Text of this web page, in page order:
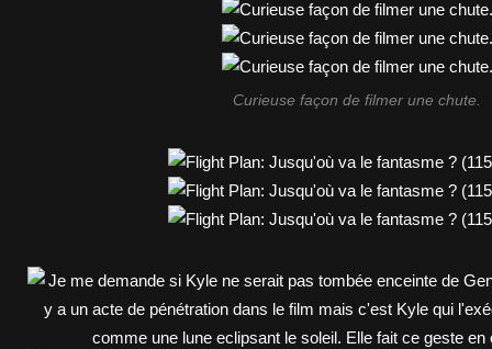
Curieuse façon de filmer une chute.